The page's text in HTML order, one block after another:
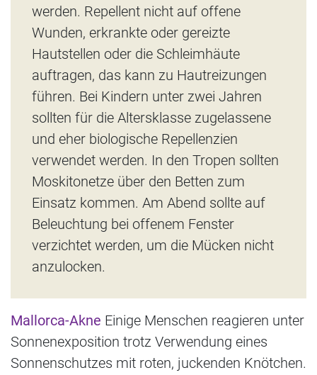
werden. Repellent nicht auf offene
Wunden, erkrankte oder gereizte
Hautstellen oder die Schleimhäute
auftragen, das kann zu Hautreizungen
führen. Bei Kindern unter zwei Jahren
sollten für die Altersklasse zugelassene
und eher biologische Repellenzien
verwendet werden. In den Tropen sollten
Moskitonetze über den Betten zum
Einsatz kommen. Am Abend sollte auf
Beleuchtung bei offenem Fenster
verzichtet werden, um die Mücken nicht
anzulocken.
Mallorca-Akne Einige Menschen reagieren unter
Sonnenexposition trotz Verwendung eines
Sonnenschutzes mit roten, juckenden Knötchen.